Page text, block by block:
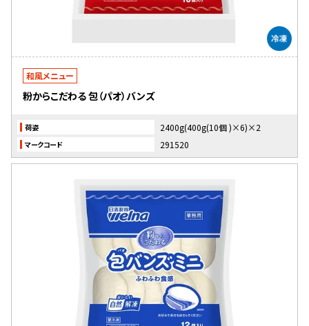
和風メニュー
粉からこだわる 包（パオ）バンズ
荷姿 2400g(400g(10個 )×6)×2
マークコード 291520